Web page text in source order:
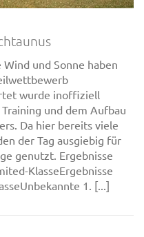
und Sonne haben
wurde inoffiziell
und dem Aufbau
Da hier bereits viele
der Tag ausgiebig für
genutzt. Ergebnisse
KlasseErgebnisse
1. [...]